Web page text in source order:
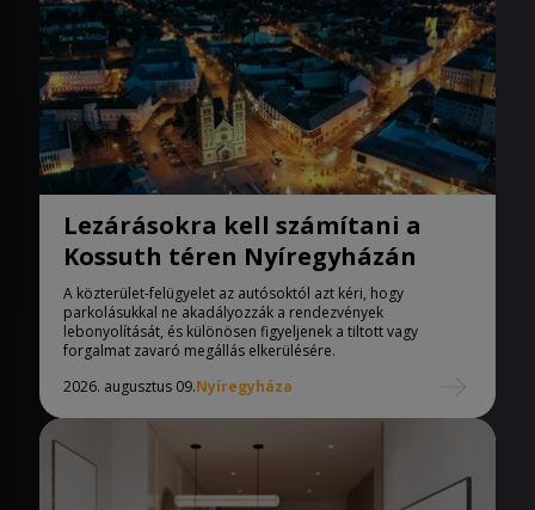
Lezárásokra kell számítani a
Kossuth téren Nyíregyházán
A közterület-felügyelet az autósoktól azt kéri, hogy
parkolásukkal ne akadályozzák a rendezvények
lebonyolítását, és különösen figyeljenek a tiltott vagy
forgalmat zavaró megállás elkerülésére.
2026. augusztus 09.Nyíregyháza